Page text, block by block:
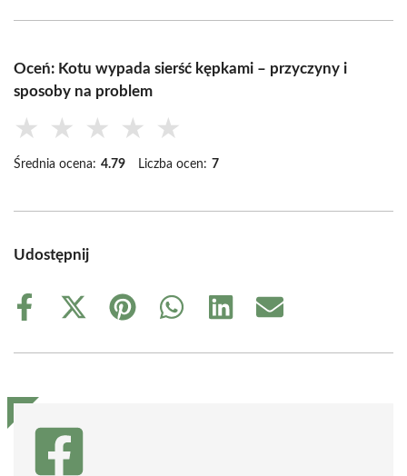
Oceń: Kotu wypada sierść kępkami – przyczyny i
sposoby na problem
★ ★ ★ ★ ★
Średnia ocena: 4.79 Liczba ocen: 7
Udostępnij
Share
Share
(Twitter)
Share
Share
Share
Share